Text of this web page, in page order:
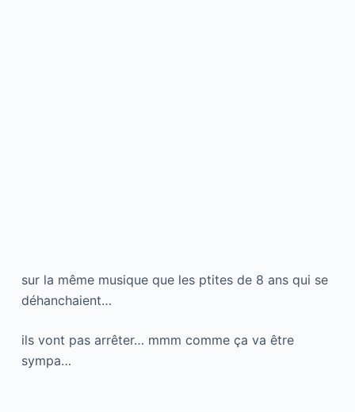
sur la même musique que les ptites de 8 ans qui se
déhanchaient…
ils vont pas arrêter… mmm comme ça va être
sympa…